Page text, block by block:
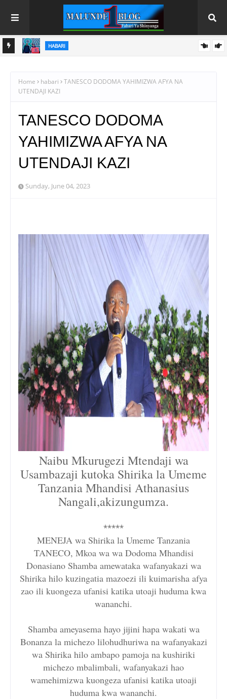
HABARI
Home habari
TANESCO DODOMA YAHIMIZWA AFYA NA
UTENDAJI KAZI
TANESCO DODOMA
YAHIMIZWA AFYA NA
UTENDAJI KAZI
Sunday, June 04, 2023
Naibu Mkurugezi Mtendaji wa
Usambazaji kutoka Shirika la Umeme
Tanzania Mhandisi Athanasius
Nangali,akizungumza.
*****
MENEJA wa Shirika la Umeme Tanzania
TANECO, Mkoa wa wa Dodoma Mhandisi
Donasiano Shamba amewataka wafanyakazi wa
Shirika hilo kuzingatia mazoezi ili kuimarisha afya
zao ili kuongeza ufanisi katika utoaji huduma kwa
wananchi.
Shamba ameyasema hayo jijini hapa wakati wa
Bonanza la michezo lilohudhuriwa na wafanyakazi
wa Shirika hilo ambapo pamoja na kushiriki
michezo mbalimbali, wafanyakazi hao
wamehimizwa kuongeza ufanisi katika utoaji
huduma kwa wananchi.